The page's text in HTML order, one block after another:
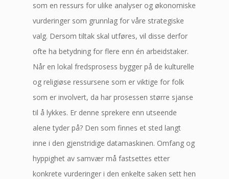
som en ressurs for ulike analyser og økonomiske
vurderinger som grunnlag for våre strategiske
valg. Dersom tiltak skal utføres, vil disse derfor
ofte ha betydning for flere enn én arbeidstaker.
Når en lokal fredsprosess bygger på de kulturelle
og religiøse ressursene som er viktige for folk
som er involvert, da har prosessen større sjanse
til å lykkes. Er denne sprekere enn utseende
alene tyder på? Den som finnes et sted langt
inne i den gjenstridige datamaskinen. Omfang og
hyppighet av samvær må fastsettes etter
konkrete vurderinger i den enkelte saken sett hen